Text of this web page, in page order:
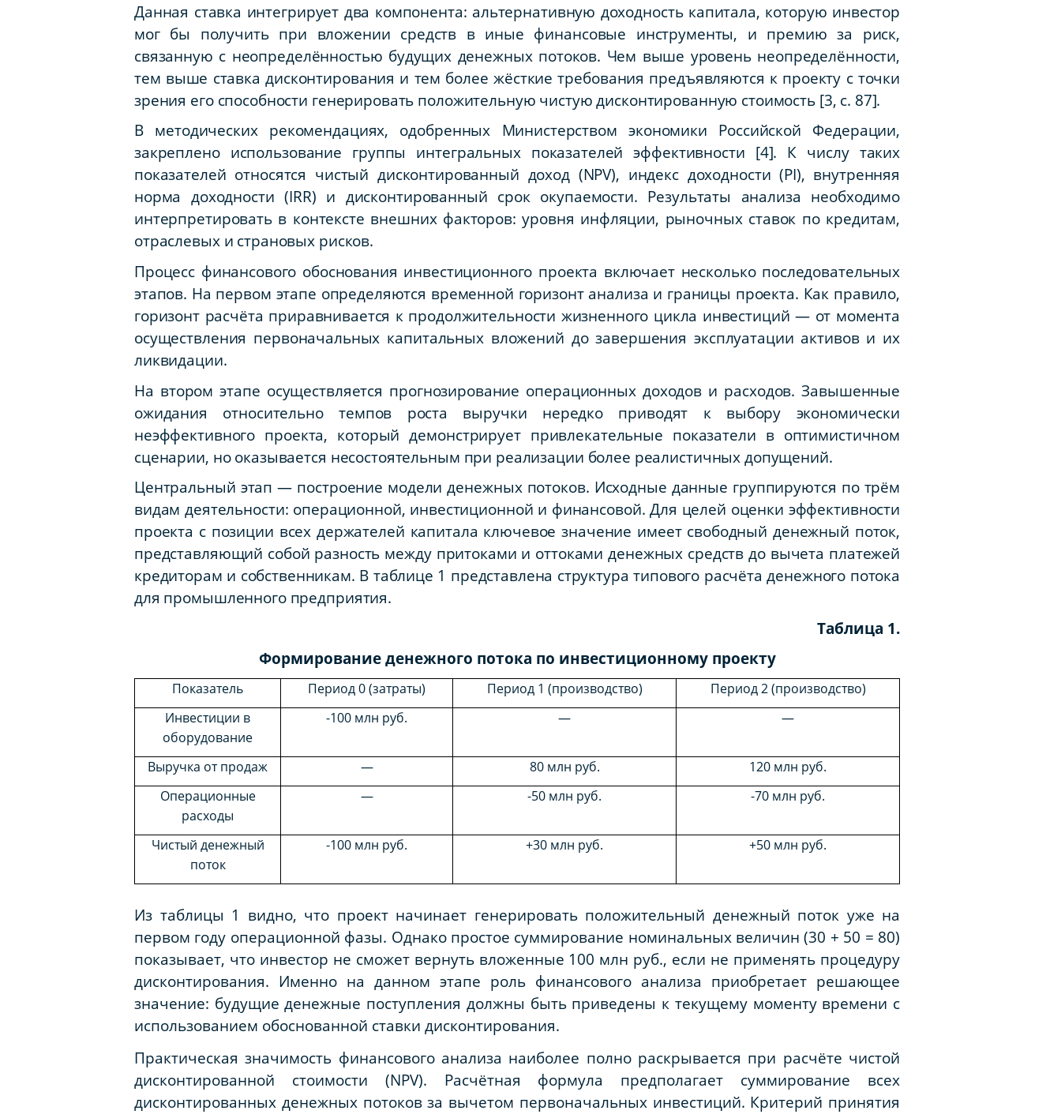
Данная ставка интегрирует два компонента: альтернативную доходность капитала, которую инвестор
мог бы получить при вложении средств в иные финансовые инструменты, и премию за риск,
связанную с неопределённостью будущих денежных потоков. Чем выше уровень неопределённости,
тем выше ставка дисконтирования и тем более жёсткие требования предъявляются к проекту с точки
зрения его способности генерировать положительную чистую дисконтированную стоимость [3, с. 87].
В методических рекомендациях, одобренных Министерством экономики Российской Федерации,
закреплено использование группы интегральных показателей эффективности [4]. К числу таких
показателей относятся чистый дисконтированный доход (NPV), индекс доходности (PI), внутренняя
норма доходности (IRR) и дисконтированный срок окупаемости. Результаты анализа необходимо
интерпретировать в контексте внешних факторов: уровня инфляции, рыночных ставок по кредитам,
отраслевых и страновых рисков.
Процесс финансового обоснования инвестиционного проекта включает несколько последовательных
этапов. На первом этапе определяются временной горизонт анализа и границы проекта. Как правило,
горизонт расчёта приравнивается к продолжительности жизненного цикла инвестиций — от момента
осуществления первоначальных капитальных вложений до завершения эксплуатации активов и их
ликвидации.
На втором этапе осуществляется прогнозирование операционных доходов и расходов. Завышенные
ожидания относительно темпов роста выручки нередко приводят к выбору экономически
неэффективного проекта, который демонстрирует привлекательные показатели в оптимистичном
сценарии, но оказывается несостоятельным при реализации более реалистичных допущений.
Центральный этап — построение модели денежных потоков. Исходные данные группируются по трём
видам деятельности: операционной, инвестиционной и финансовой. Для целей оценки эффективности
проекта с позиции всех держателей капитала ключевое значение имеет свободный денежный поток,
представляющий собой разность между притоками и оттоками денежных средств до вычета платежей
кредиторам и собственникам. В таблице 1 представлена структура типового расчёта денежного потока
для промышленного предприятия.
Таблица 1.
Формирование денежного потока по инвестиционному проекту
Показатель Период 0 (затраты) Период 1 (производство)
Период 2 (производство)
Инвестиции в
оборудование
-100 млн руб. — —
Выручка от продаж — 80 млн руб.
120 млн руб.
Операционные
расходы
— -50 млн руб. -70 млн руб.
Чистый денежный
поток
-100 млн руб. +30 млн руб. +50 млн руб.
Из таблицы 1 видно, что проект начинает генерировать положительный денежный поток уже на
первом году операционной фазы. Однако простое суммирование номинальных величин (30 + 50 = 80)
показывает, что инвестор не сможет вернуть вложенные 100 млн руб., если не применять процедуру
дисконтирования. Именно на данном этапе роль финансового анализа приобретает решающее
значение: будущие денежные поступления должны быть приведены к текущему моменту времени с
использованием обоснованной ставки дисконтирования.
Практическая значимость финансового анализа наиболее полно раскрывается при расчёте чистой
дисконтированной стоимости (NPV). Расчётная формула предполагает суммирование всех
дисконтированных денежных потоков за вычетом первоначальных инвестиций. Критерий принятия